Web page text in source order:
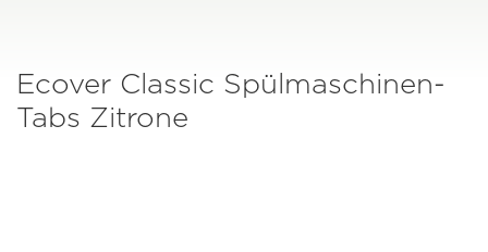
Ecover Classic Spülmaschinen-
Tabs Zitrone